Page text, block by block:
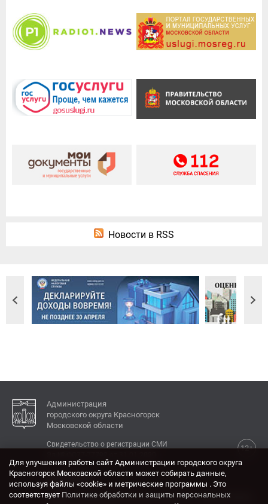
Новости в RSS
Администрация
городского округа Красногорск
Московской области
12+
Свидетельство о регистрации СМИ
КОНТАКТЫ
Адрес: 143404, Московская область, г. Красногорск,
Для улучшения работы сайт Администрации городского округа
Красногорск Московской области может собирать данные,
используя файлы «cookie» и метрические программы . Это
соответствует Политике обработки и защиты персональных